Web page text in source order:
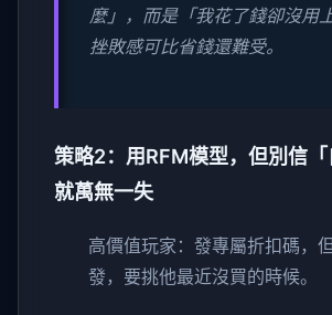
麼」，而是「我花了錢卻沒用
挫敗感可比省錢還難受。
策略2：用RFM模型，但別信「
就萬無一失
高價值玩家：發專屬折扣碼，
發，要挑他最近沒買的時候。